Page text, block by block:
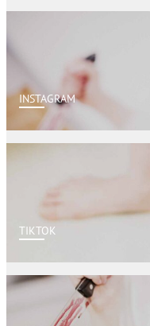
INSTAGRAM
TIKTOK